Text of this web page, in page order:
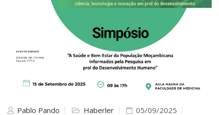
Pablo Pando Haberler 05/09/2025